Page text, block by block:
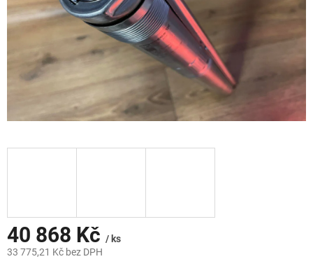
40 868 Kč / ks
33 775,21 Kč bez DPH